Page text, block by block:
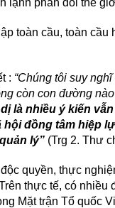
toàn cầu, toàn cầu
: “Chúng tôi suy
còn con đường
là nhiều ý kiến
hội đồng tâm hiệp
lý” (Trg 2. Thư
quyền, thực
thực tế, có
Mặt trận Tổ quốc